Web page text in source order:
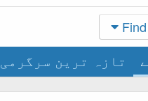
Find
تازہ ترین سرگرمی